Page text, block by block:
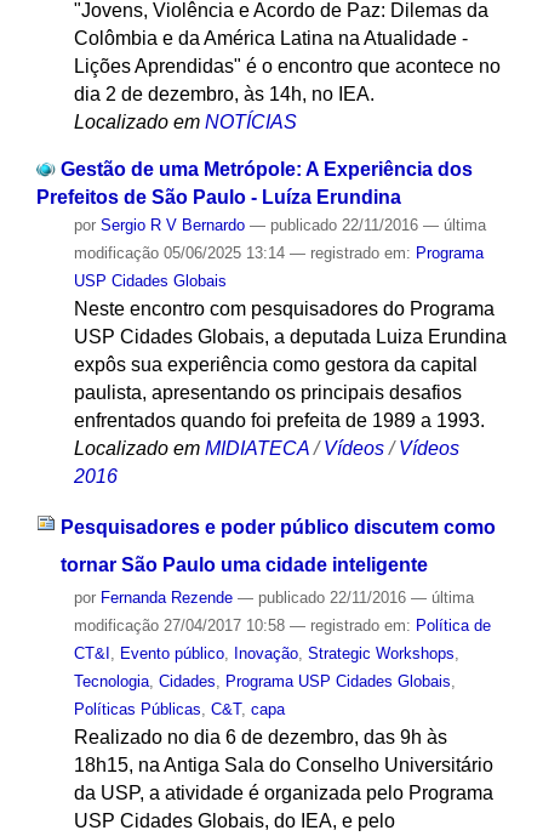
"Jovens, Violência e Acordo de Paz: Dilemas da
Colômbia e da América Latina na Atualidade -
Lições Aprendidas" é o encontro que acontece no
dia 2 de dezembro, às 14h, no IEA.
Localizado em NOTÍCIAS
Gestão de uma Metrópole: A Experiência dos
Prefeitos de São Paulo - Luíza Erundina
por Sergio R V Bernardo — publicado22/11/2016 — última
modificação05/06/2025 13:14 — registrado em: Programa
USP Cidades Globais
Neste encontro com pesquisadores do Programa
USP Cidades Globais, a deputada Luiza Erundina
expôs sua experiência como gestora da capital
paulista, apresentando os principais desafios
enfrentados quando foi prefeita de 1989 a 1993.
Localizado em MIDIATECA /Vídeos /Vídeos
2016
Pesquisadores e poder público discutem como
tornar São Paulo uma cidade inteligente
por Fernanda Rezende — publicado22/11/2016 — última
modificação27/04/2017 10:58 — registrado em: Política de
CT&I , Evento público, Inovação, Strategic Workshops,
Tecnologia, Cidades, Programa USP Cidades Globais,
Políticas Públicas, C&T, capa
Realizado no dia 6 de dezembro, das 9h às
18h15, na Antiga Sala do Conselho Universitário
da USP, a atividade é organizada pelo Programa
USP Cidades Globais, do IEA, e pelo